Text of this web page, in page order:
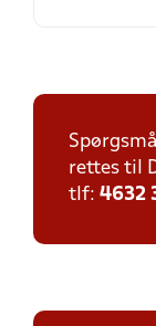
rettes til
tlf: 4632